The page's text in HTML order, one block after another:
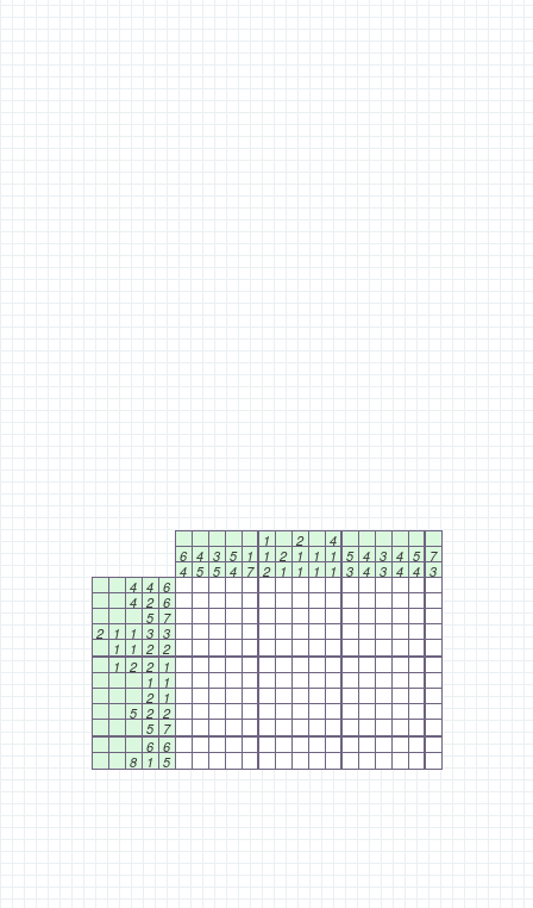
1 2
4
6 4 3 5 1 1 2 1 1 1 5 4 3 4 5 7
4 5 5 4 7 2 1 1 1 1 3 4 3 4 4 3
4 4 6
4 2 6
5 7
2
1 1 3 3
1
1 2 2
1 2 2
1
1
1
2
1
5 2 2
5 7
6 6
8
1 5